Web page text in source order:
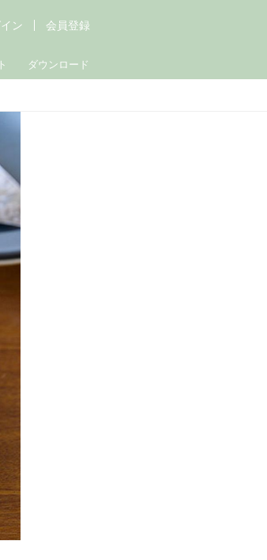
ダウンロード
ン 会員登録